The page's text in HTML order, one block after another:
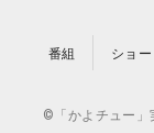
番組 ショー
©「かよチュー」